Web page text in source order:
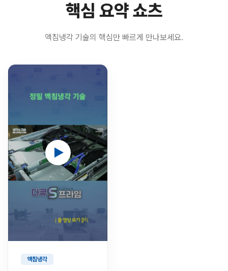
핵심 요약 쇼츠
액침냉각 기술의 핵심만 빠르게 만나보세요.
액침냉각